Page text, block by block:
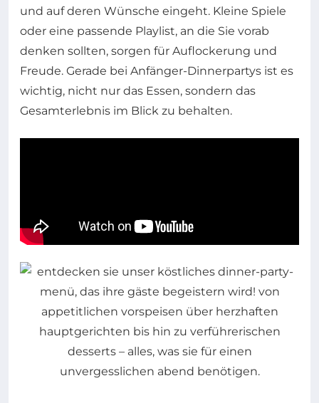
und auf deren Wünsche eingeht. Kleine Spiele
oder eine passende Playlist, an die Sie vorab
denken sollten, sorgen für Auflockerung und
Freude. Gerade bei Anfänger-Dinnerpartys ist es
wichtig, nicht nur das Essen, sondern das
Gesamterlebnis im Blick zu behalten.